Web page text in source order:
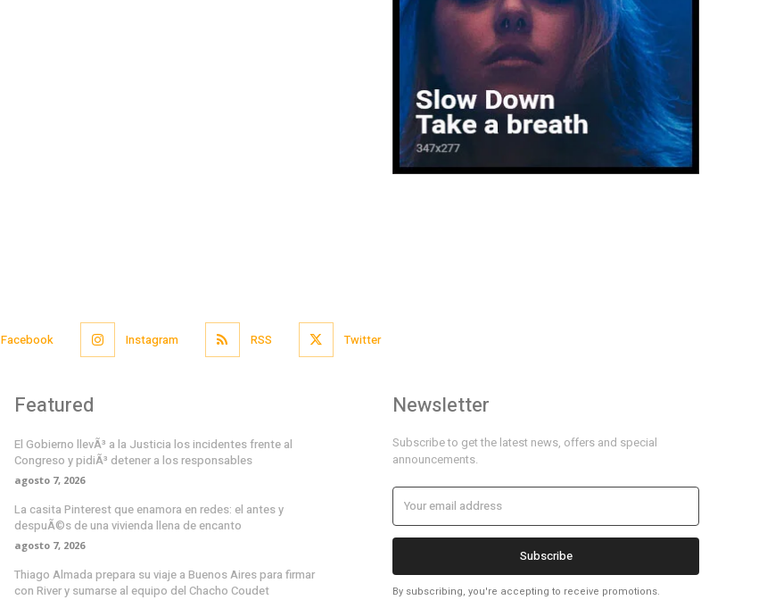
Facebook Instagram RSS Twitter
Featured
El Gobierno llevÃ³ a la Justicia los incidentes frente al
Congreso y pidiÃ³ detener a los responsables
agosto 7, 2026
La casita Pinterest que enamora en redes: el antes y
despuÃ©s de una vivienda llena de encanto
agosto 7, 2026
Thiago Almada prepara su viaje a Buenos Aires para firmar
con River y sumarse al equipo del Chacho Coudet
Newsletter
Subscribe to get the latest news, offers and special
announcements.
Subscribe
By subscribing, you're accepting to receive promotions.